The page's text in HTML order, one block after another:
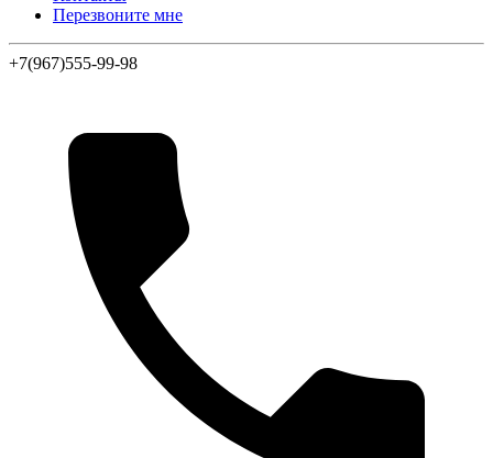
Перезвоните мне
+7(967)555-99-98